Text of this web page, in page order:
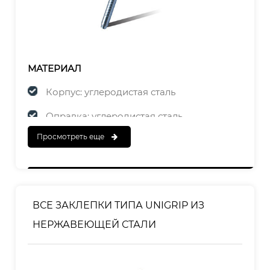
МАТЕРИАЛ
Корпус: углеродистая сталь
Оправка: углеродистая сталь
ЗАКАНЧИВАТЬ
Просмотреть еще
ВСЕ ЗАКЛЕПКИ ТИПА UNIGRIP ИЗ
НЕРЖАВЕЮЩЕЙ СТАЛИ